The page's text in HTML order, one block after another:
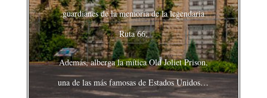
guardianes de la memoria de la legendaria
Ruta 66.
Además, alberga la mítica Old Joliet Prison,
una de las más famosas de Estados Unidos…